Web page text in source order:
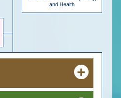
and Health
+